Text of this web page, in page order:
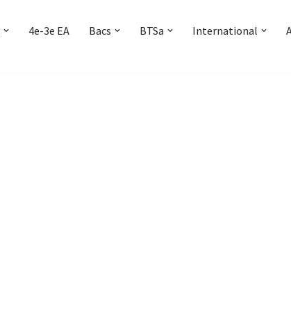
4e-3e EA Bacs BTSa International